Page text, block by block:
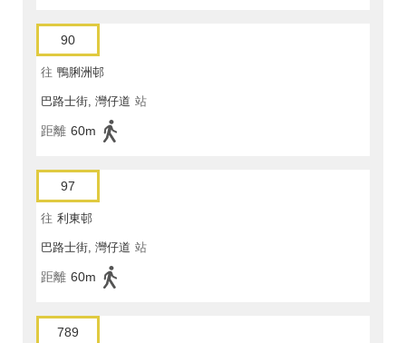
90
往 鴨脷洲邨
巴路士街, 灣仔道 站
距離 60m
97
往 利東邨
巴路士街, 灣仔道 站
距離 60m
789